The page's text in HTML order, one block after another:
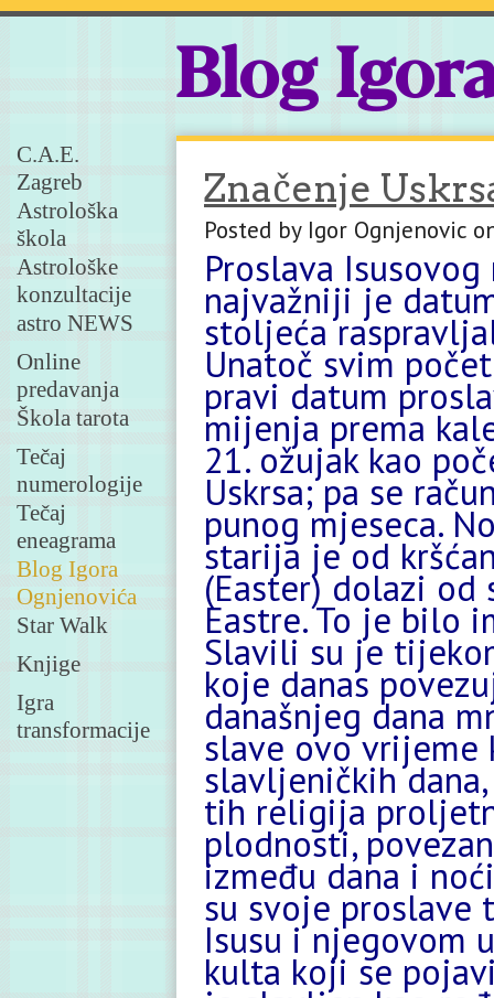
Blog
C.A.E.
Zagreb
Astrološka
škola
Astrološke
konzultacije
astro NEWS
Online
predavanja
Škola tarota
Tečaj
numerologije
Tečaj
eneagrama
Blog Igora
Ognjenovića
Star Walk
Knjige
Igra
transformacije
Značenje
Posted by Igor Ognjenovic
Proslava
najvažniji je
stoljeća
Unatoč svim
pravi datum
mijenja prema
21. ožujak kao
Uskrsa; pa se
punog mjeseca.
starija je od
(Easter) dolazi
Eastre. To je bilo
Slavili su je
koje danas
današnjeg dana
slave ovo vrijeme
slavljeničkih
tih religija
plodnosti,
između dana i
su svoje
Isusu i njegovom
kulta koji se